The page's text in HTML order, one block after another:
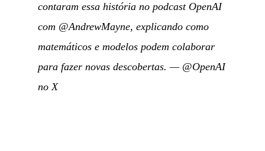
contaram essa história no podcast OpenAI
com @AndrewMayne, explicando como
matemáticos e modelos podem colaborar
para fazer novas descobertas. — @OpenAI
no X